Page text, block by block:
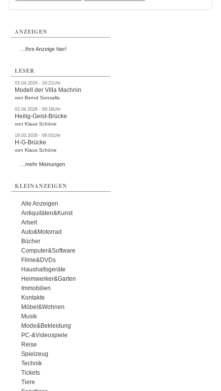
ANZEIGEN
...Ihre Anzeige hier!
LESER
03.04.2026 - 18:21Uhr
Modell der Villa Machnin
von Bernd Sonsalla
03.04.2026 - 09:16Uhr
Heilig-Geist-Brücke
von Klaus Schöne
19.03.2026 - 09:01Uhr
H-G-Brücke
von Klaus Schöne
...mehr Meinungen
KLEINANZEIGEN
Alle Anzeigen
Antiquitäten&Kunst
Arbeit
Auto&Motorrad
Bücher
Computer&Software
Filme&DVDs
Haushaltsgeräte
Heimwerker&Garten
Immobilien
Kontakte
Möbel&Wohnen
Musik
Mode&Bekleidung
PC-&Videospiele
Reise
Spielzeug
Technik
Tickets
Tiere